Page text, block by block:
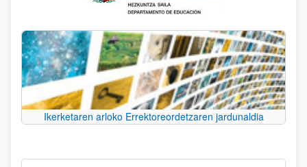
Ikerketaren arloko Errektoreordetzaren jardunaldia